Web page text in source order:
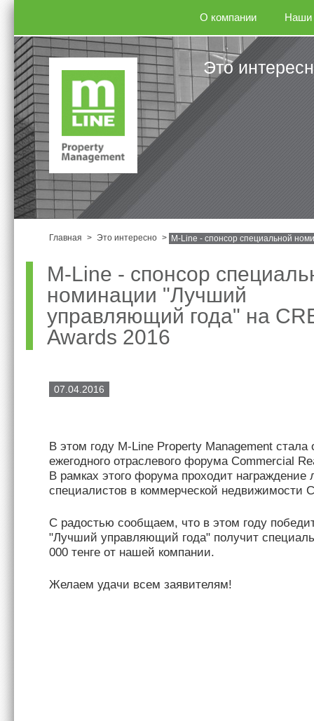
О компании Наши
Это
Главная > Это интересно > M-Line - спонсор специальной
M-Line - спонсор
номинации "Лучший
управляющий года" на
Awards 2016
07.04.2016
В этом году M-Line Property Management стала
ежегодного отраслевого форума Commercial
В рамках этого форума проходит награждение
специалистов в коммерческой недвижимости
C радостью сообщаем, что в этом году
"Лучший управляющий года" получит
000 тенге от нашей компании.
Желаем удачи всем заявителям!